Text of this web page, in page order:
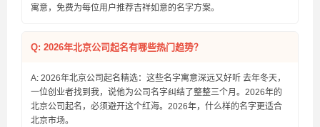
寓意，免费为每位用户推荐吉祥如意的名字方案。
Q: 2026年北京公司起名有哪些热门趋势？
A: 2026年北京公司起名精选：这些名字寓意深远又好听 去年冬天，
一位创业者找到我，说他为公司名字纠结了整整三个月。2026年的
北京公司起名，必须避开这个红海。2026年，什么样的名字更适合
北京市场。